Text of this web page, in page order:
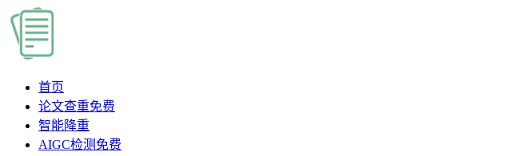
首页
论文查重免费
智能降重
AIGC检测 免费